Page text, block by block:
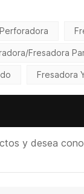
fresadora
Fresadora
y desea